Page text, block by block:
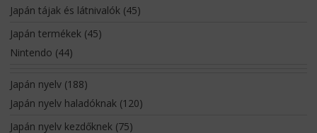
Japán tájak és látnivalók(45)
Japán termékek(45)
Nintendo (44)
Japán nyelv(188)
Japán nyelv haladóknak(120)
Japán nyelv kezdőknek(75)